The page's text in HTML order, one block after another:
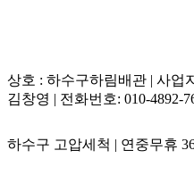
상호 : 하수구하림배관 | 사업
김창영 | 전화번호: 010-4892-
하수구 고압세척 | 연중무휴